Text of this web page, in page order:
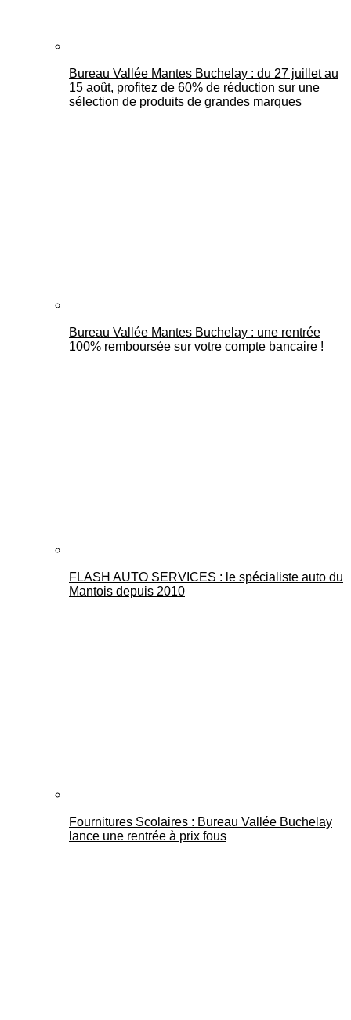
Bureau Vallée Mantes Buchelay : du 27 juillet au
15 août, profitez de 60% de réduction sur une
sélection de produits de grandes marques
Bureau Vallée Mantes Buchelay : une rentrée
100% remboursée sur votre compte bancaire !
FLASH AUTO SERVICES : le spécialiste auto du
Mantois depuis 2010
Fournitures Scolaires : Bureau Vallée Buchelay
lance une rentrée à prix fous